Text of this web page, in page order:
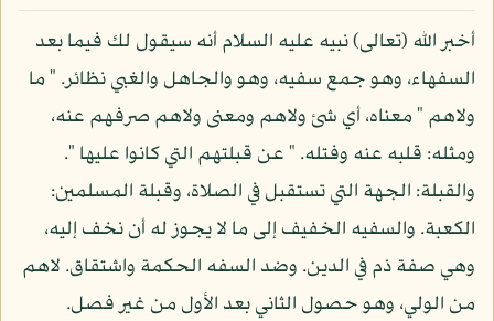
أخبر الله (تعالى) نبيه عليه السلام أنه سيقول لك فيما بعد
السفهاء، وهو جمع سفيه، وهو والجاهل والغبي نظائر. " ما
ولاهم " معناه، أي شئ ولاهم ومعنى ولاهم صرفهم عنه،
ومثله: قلبه عنه وفتله. " عن قبلتهم التي كانوا عليها ".
والقبلة: الجهة التي تستقبل في الصلاة، وقبلة المسلمين:
الكعبة. والسفيه الخفيف إلى ما لا يجوز له أن نخف إليه،
وهي صفة ذم في الدين. وضد السفه الحكمة واشتقاق. لاهم
من الولي، وهو حصول الثاني بعد الأول من غير فصل.